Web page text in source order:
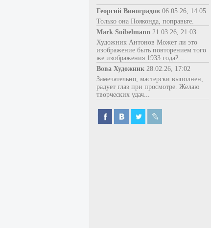
Георгий Виноградов 06.05.26, 14:05
Только она Пояконда, поправьте.
Mark Soibelmann 21.03.26, 21:03
Художник Антонов Может ли это
изображение быть повторением того
же изображения 1933 года?...
Вова Художник 28.02.26, 17:02
Замечательно, мастерски выполнен,
радует глаз при просмотре. Желаю
творческих удач...